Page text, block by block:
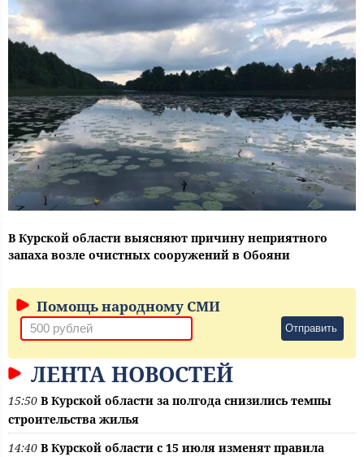
В Курской области выясняют причину неприятного
запаха возле очистных сооружений в Обояни
Помощь народному СМИ
Отправить
ЛЕНТА НОВОСТЕЙ
15:50 В Курской области за полгода снизились темпы
строительства жилья
14:40 В Курской области с 15 июля изменят правила